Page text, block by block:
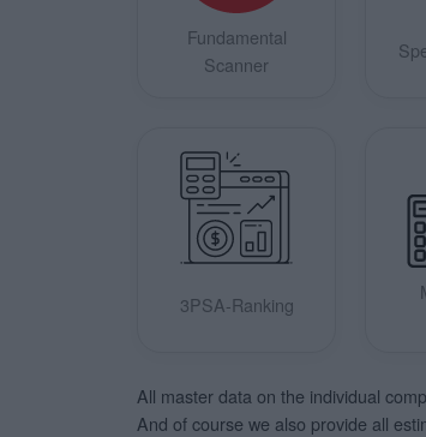
Fundamental
Scanner
3PSA-Ranking
All master data on the individual
And of course we also provide all